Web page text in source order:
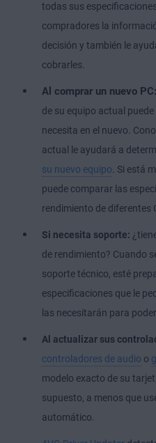
todas sus
compradores la
decisión y también le
cobrarles.
Al comprar un nuevo PC:
de su equipo actual
necesita en el nuevo.
actual le ayudará a
su nuevo equipo. Si está
puede comparar las
rendimiento de diferentes
Si necesita soporte:
de rendimiento? Cuando
soporte técnico, esté
especificaciones que le
las necesitarán para
Al actualizar sus
controladores de audio o
modelo exacto de su
supuesto, a menos que
automático.